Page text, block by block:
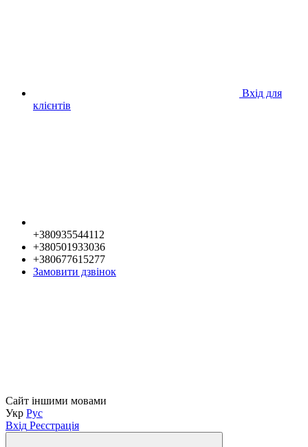
Вхід для
клієнтів
+380935544112
+380501933036
+380677615277
Замовити дзвінок
Сайт іншими мовами
Укр Рус
Вхід Реєстрація